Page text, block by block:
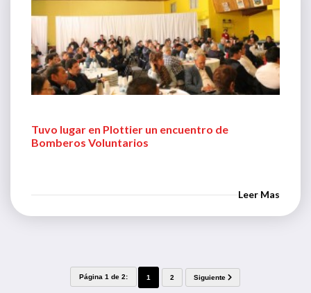
Tuvo lugar en Plottier un encuentro de
Bomberos Voluntarios
Leer Mas
Página 1 de 2: 1 2 Siguiente